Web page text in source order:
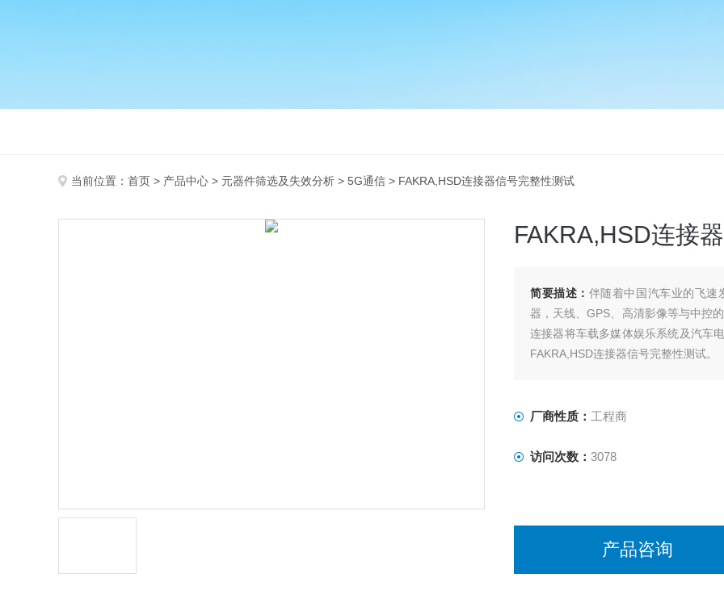
当前位置： 首页 > 产品中心 > 元器件筛选及失效分析 > 5G通信 > FAKRA,HSD连接器信号完整性测试
FAKRA,HSD连接
简要描述： 伴随着中国汽车业的飞速
器，天线、GPS、高清影像等与中控
连接器将车载多媒体娱乐系统及汽车
FAKRA,HSD连接器信号完整性测试。
厂商性质： 工程商
访问次数： 3078
产品咨询